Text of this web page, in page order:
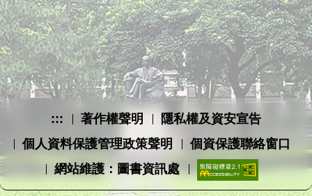
::: 著作權聲明
隱私權及資安宣告
個人資料保護管理政策聲明
個資保護聯絡窗口
網站維護：圖書資訊處